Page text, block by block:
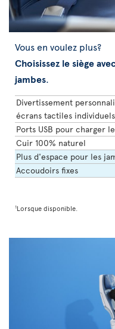
Vous en voulez plus?
Choisissez le siège
jambes.
Divertissement
écrans tactiles
Ports USB pour charger
Cuir 100% naturel
Plus d'espace pour les
Accoudoirs fixes
1Lorsque disponible.